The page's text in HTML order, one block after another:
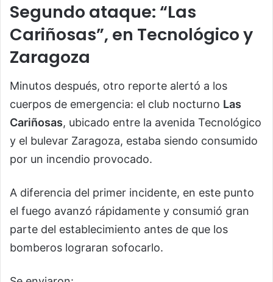
Segundo ataque: “Las
Cariñosas”, en Tecnológico y
Zaragoza
Minutos después, otro reporte alertó a los
cuerpos de emergencia: el club nocturno Las
Cariñosas, ubicado entre la avenida Tecnológico
y el bulevar Zaragoza, estaba siendo consumido
por un incendio provocado.
A diferencia del primer incidente, en este punto
el fuego avanzó rápidamente y consumió gran
parte del establecimiento antes de que los
bomberos lograran sofocarlo.